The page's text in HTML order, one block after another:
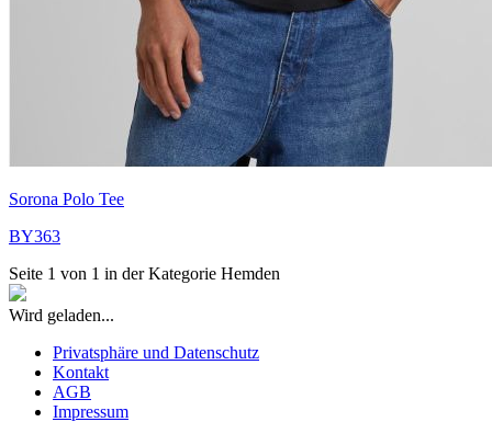
Sorona Polo Tee
BY363
Seite 1 von 1 in der Kategorie Hemden
Wird geladen...
Privatsphäre und Datenschutz
Kontakt
AGB
Impressum